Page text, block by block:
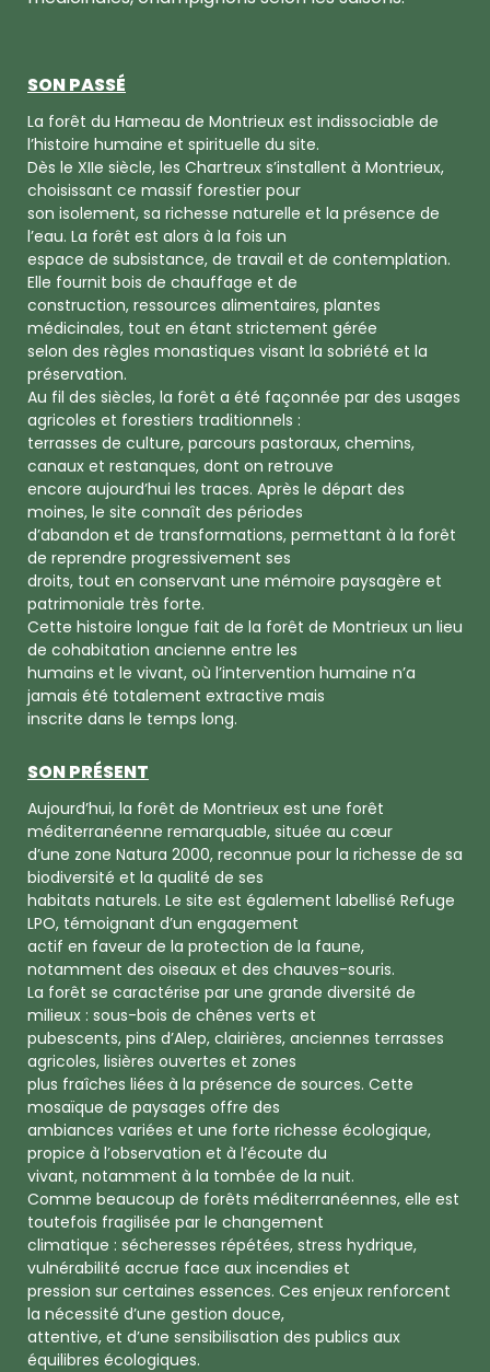
SON PASSÉ
La forêt du Hameau de Montrieux est indissociable de
l’histoire humaine et spirituelle du site.
Dès le XIIe siècle, les Chartreux s’installent à Montrieux,
choisissant ce massif forestier pour
son isolement, sa richesse naturelle et la présence de
l’eau. La forêt est alors à la fois un
espace de subsistance, de travail et de contemplation.
Elle fournit bois de chauffage et de
construction, ressources alimentaires, plantes
médicinales, tout en étant strictement gérée
selon des règles monastiques visant la sobriété et la
préservation.
Au fil des siècles, la forêt a été façonnée par des usages
agricoles et forestiers traditionnels :
terrasses de culture, parcours pastoraux, chemins,
canaux et restanques, dont on retrouve
encore aujourd’hui les traces. Après le départ des
moines, le site connaît des périodes
d’abandon et de transformations, permettant à la forêt
de reprendre progressivement ses
droits, tout en conservant une mémoire paysagère et
patrimoniale très forte.
Cette histoire longue fait de la forêt de Montrieux un lieu
de cohabitation ancienne entre les
humains et le vivant, où l’intervention humaine n’a
jamais été totalement extractive mais
inscrite dans le temps long.
SON PRÉSENT
Aujourd’hui, la forêt de Montrieux est une forêt
méditerranéenne remarquable, située au cœur
d’une zone Natura 2000, reconnue pour la richesse de sa
biodiversité et la qualité de ses
habitats naturels. Le site est également labellisé Refuge
LPO, témoignant d’un engagement
actif en faveur de la protection de la faune,
notamment des oiseaux et des chauves-souris.
La forêt se caractérise par une grande diversité de
milieux : sous-bois de chênes verts et
pubescents, pins d’Alep, clairières, anciennes terrasses
agricoles, lisières ouvertes et zones
plus fraîches liées à la présence de sources. Cette
mosaïque de paysages offre des
ambiances variées et une forte richesse écologique,
propice à l’observation et à l’écoute du
vivant, notamment à la tombée de la nuit.
Comme beaucoup de forêts méditerranéennes, elle est
toutefois fragilisée par le changement
climatique : sécheresses répétées, stress hydrique,
vulnérabilité accrue face aux incendies et
pression sur certaines essences. Ces enjeux renforcent
la nécessité d’une gestion douce,
attentive, et d’une sensibilisation des publics aux
équilibres écologiques.